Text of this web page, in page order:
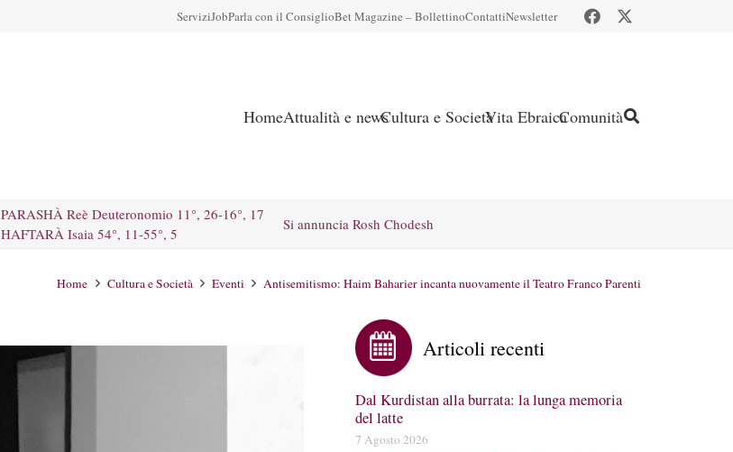
ServiziJobParla con il ConsiglioBet Magazine – BollettinoContattiNewsletter
HomeAttualità e newsCultura e SocietàVita EbraicaComunità
PARASHÀ Reè Deuteronomio 11°, 26-16°, 17
HAFTARÀ Isaia 54°, 11-55°, 5
Si annuncia Rosh Chodesh
Home Cultura e Società Eventi Antisemitismo: Haim Baharier incanta nuovamente il Teatro Franco Parenti
Articoli recenti
Dal Kurdistan alla burrata: la lunga memoria
del latte
7 Agosto 2026